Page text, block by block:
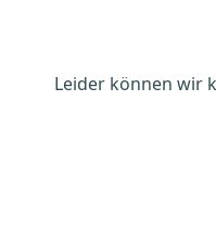
Leider können wir